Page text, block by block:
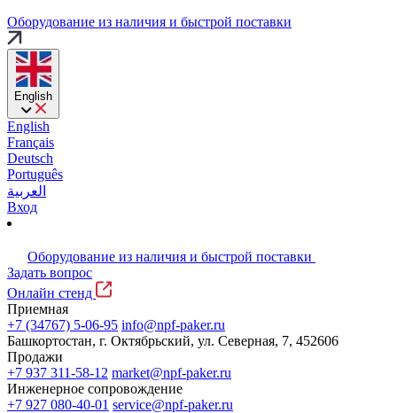
Оборудование из наличия и быстрой поставки
English
English
Français
Deutsch
Português
العربية
Вход
Оборудование из наличия и быстрой поставки
Задать вопрос
Онлайн стенд
Приемная
+7 (34767) 5-06-95 info@npf-paker.ru
Башкортостан, г. Октябрьский, ул. Северная, 7, 452606
Продажи
+7 937 311-58-12 market@npf-paker.ru
Инженерное сопровождение
+7 927 080-40-01 service@npf-paker.ru